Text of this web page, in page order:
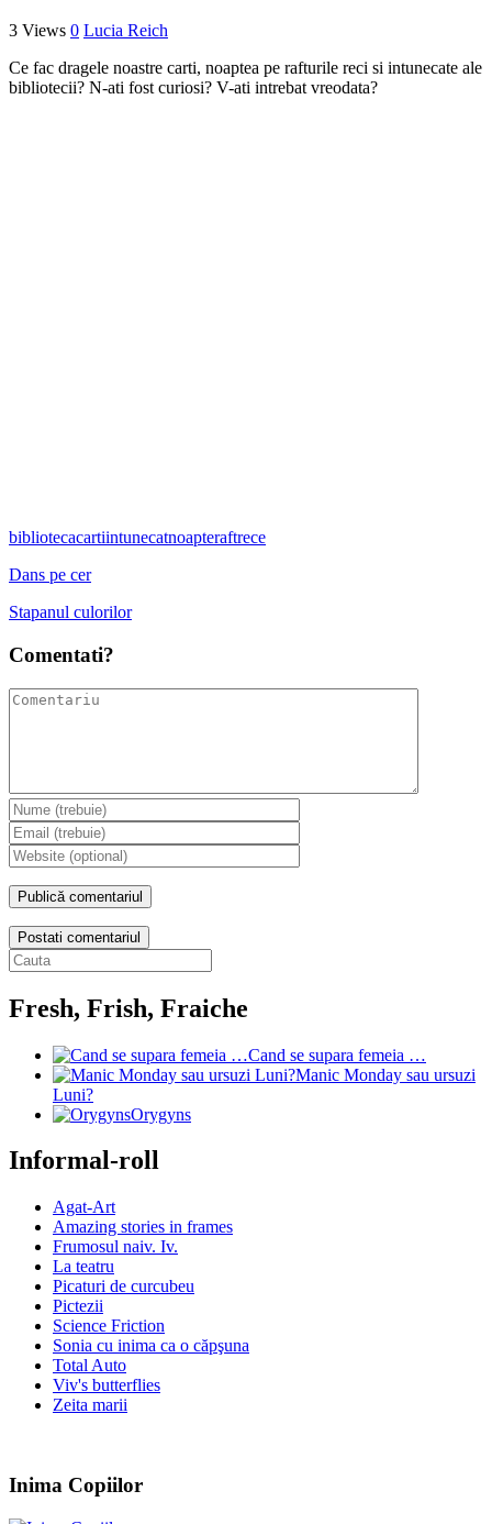
3 Views 0 Lucia Reich
Ce fac dragele noastre carti, noaptea pe rafturile reci si intunecate ale
bibliotecii? N-ati fost curiosi? V-ati intrebat vreodata?
bibliotecacartiintunecatnoapteraftrece
Dans pe cer
Stapanul culorilor
Comentati?
Postati comentariul
Fresh, Frish, Fraiche
Cand se supara femeia …
Manic Monday sau ursuzi
Luni?
Orygyns
Informal-roll
Agat-Art
Amazing stories in frames
Frumosul naiv. Iv.
La teatru
Picaturi de curcubeu
Pictezii
Science Friction
Sonia cu inima ca o căpşuna
Total Auto
Viv's butterflies
Zeita marii
Inima Copiilor